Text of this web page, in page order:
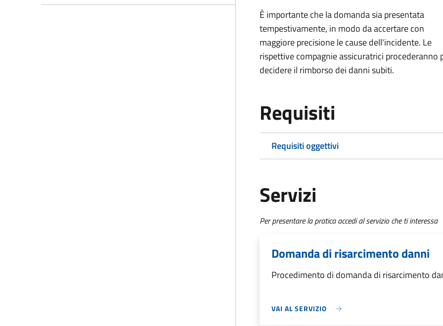
È importante che la domanda sia presentata
tempestivamente, in modo da accertare con
maggiore precisione le cause dell'incidente. Le
rispettive compagnie assicuratrici
decidere il rimborso dei danni subiti.
Requisiti
Requisiti oggettivi
Servizi
Per presentare la pratica accedi al servizio che ti interessa
Domanda di risarcimento danni
Procedimento di domanda di risarcimento
VAI AL SERVIZIO